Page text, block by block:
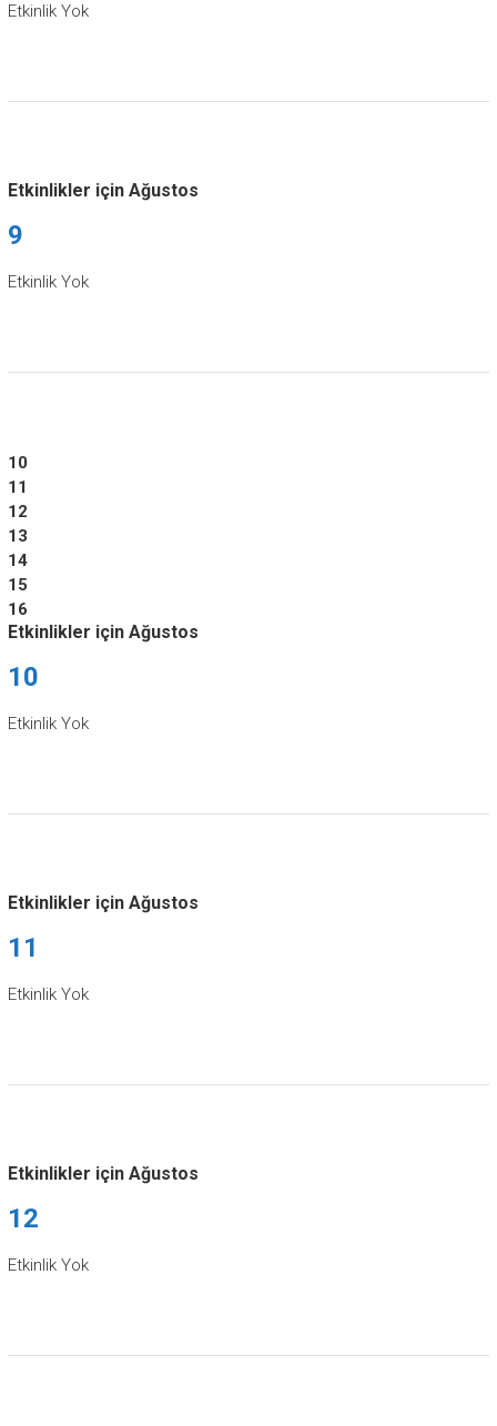
Etkinlik Yok
Etkinlikler için Ağustos
9
Etkinlik Yok
10
11
12
13
14
15
16
Etkinlikler için Ağustos
10
Etkinlik Yok
Etkinlikler için Ağustos
11
Etkinlik Yok
Etkinlikler için Ağustos
12
Etkinlik Yok